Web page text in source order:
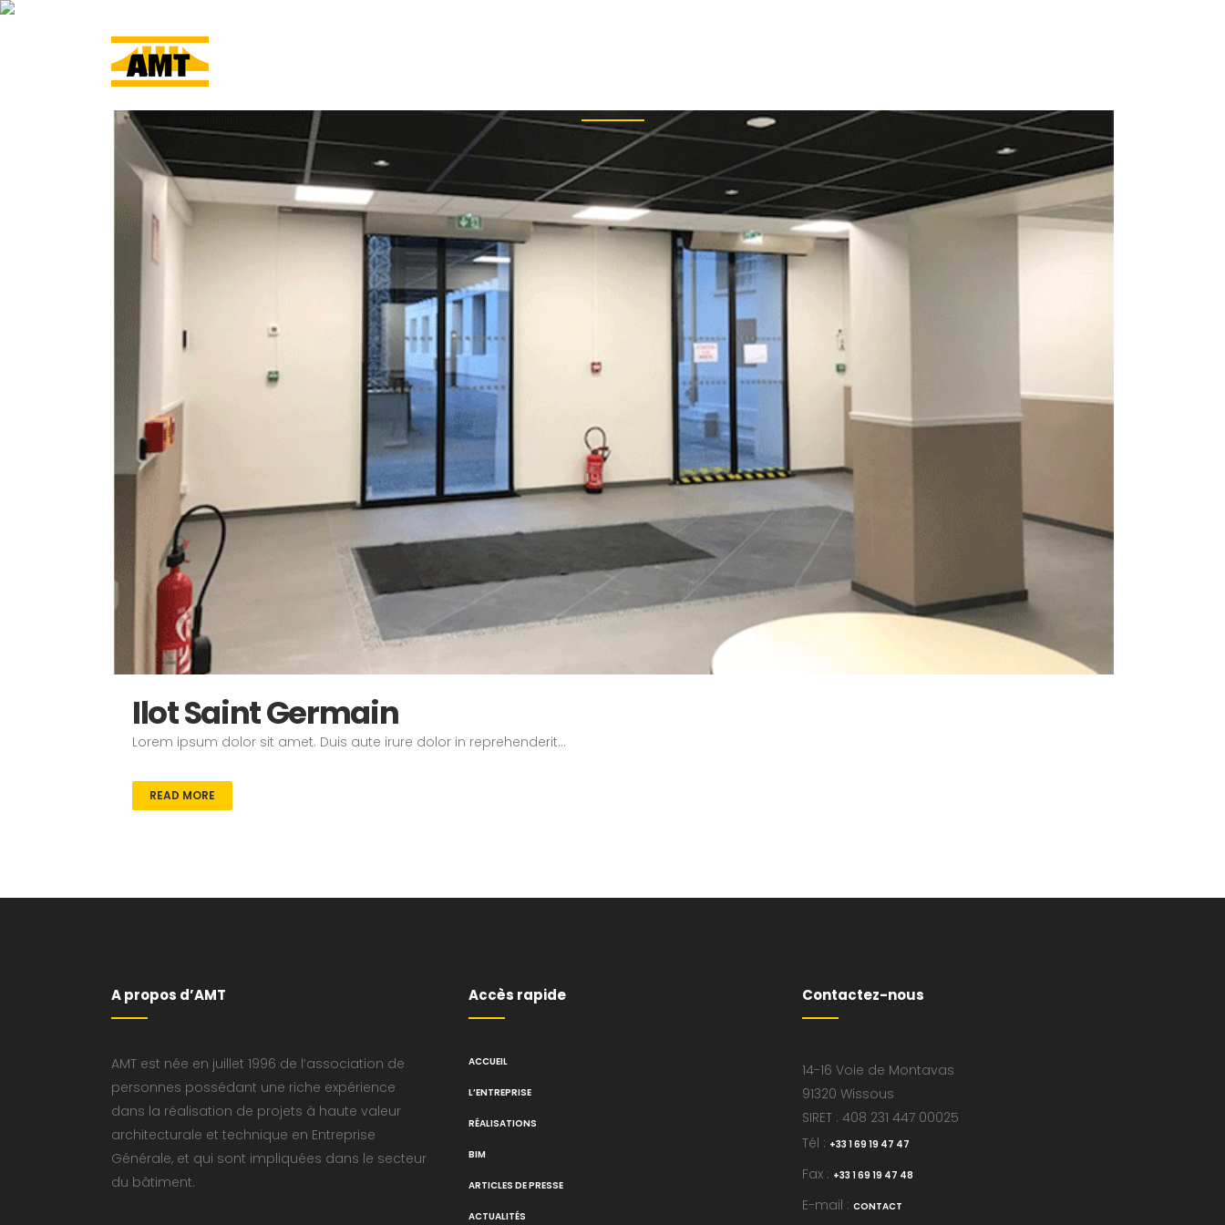
Ilot Saint Germain
Lorem ipsum dolor sit amet. Duis aute irure dolor in reprehenderit...
READ MORE
A propos d’AMT
AMT est née en juillet 1996 de l’association de
personnes possédant une riche expérience
dans la réalisation de projets à haute valeur
architecturale et technique en Entreprise
Générale, et qui sont impliquées dans le secteur
du bâtiment.
Accès rapide
ACCUEIL
L’ENTREPRISE
RÉALISATIONS
BIM
ARTICLES DE PRESSE
ACTUALITÉS
Contactez-nous
14-16 Voie de Montavas
91320 Wissous
SIRET : 408 231 447 00025
Tél : +33 1 69 19 47 47
Fax : +33 1 69 19 47 48
E-mail :CONTACT